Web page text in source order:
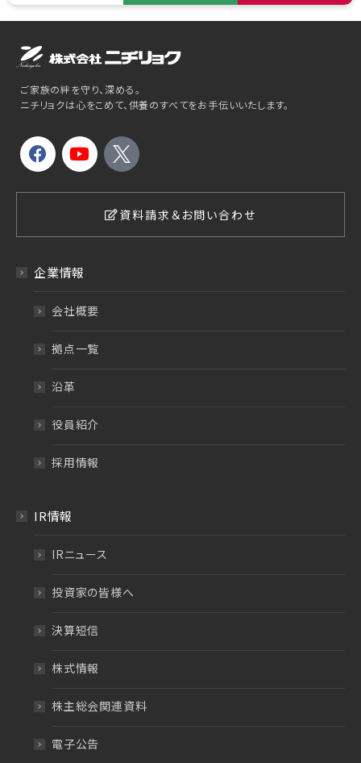
ご家族の絆を守り、深める。
ニチリョクは心をこめて、供養のすべてをお手伝いいたします。
資料請求＆お問い合わせ
企業情報
会社概要
拠点一覧
沿革
役員紹介
採用情報
IR情報
IRニュース
投資家の皆様へ
決算短信
株式情報
株主総会関連資料
電子公告